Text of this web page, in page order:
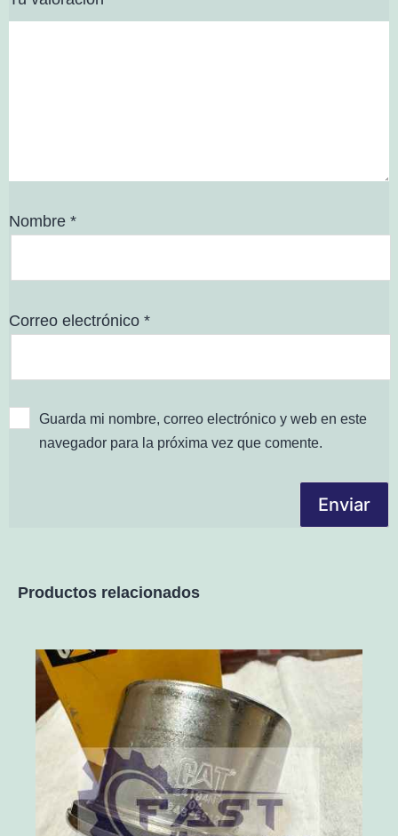
Nombre *
Correo electrónico *
Guarda mi nombre, correo electrónico y web en este
navegador para la próxima vez que comente.
Productos relacionados